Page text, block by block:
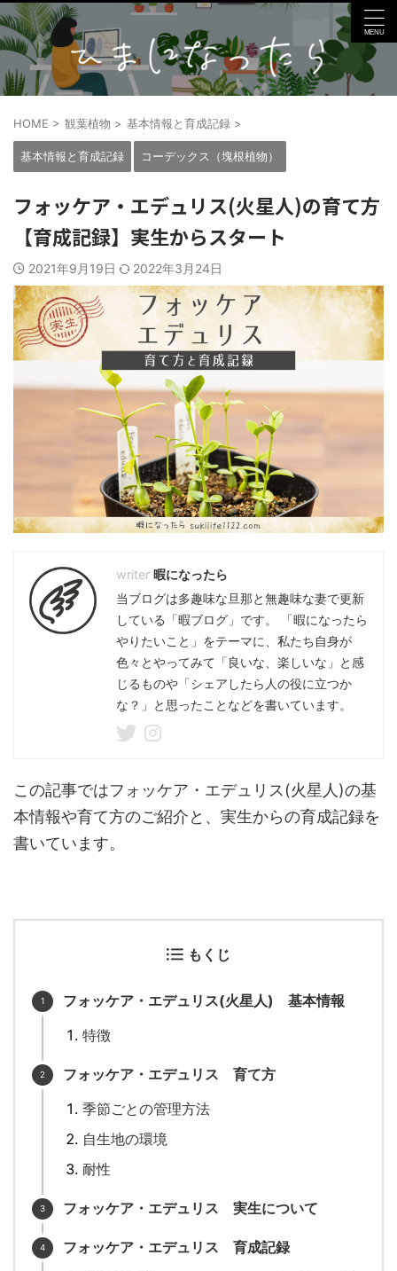
HOME > 観葉植物 > 基本情報と育成記録 >
基本情報と育成記録 コーデックス（塊根植物）
フォッケア・エデュリス(火星人)の育て方
【育成記録】実生からスタート
2021年9月19日 2022年3月24日
暇になったら
当ブログは多趣味な旦那と無趣味な妻で更新
している「暇ブログ」です。 「暇になったら
やりたいこと」をテーマに、私たち自身が
色々とやってみて「良いな、楽しいな」と感
じるものや「シェアしたら人の役に立つか
な？」と思ったことなどを書いています。
この記事ではフォッケア・エデュリス(火星人)の基
本情報や育て方のご紹介と、実生からの育成記録を
書いています。
もくじ
フォッケア・エデュリス(火星人) 基本情報
特徴
フォッケア・エデュリス 育て方
季節ごとの管理方法
自生地の環境
耐性
フォッケア・エデュリス 実生について
フォッケア・エデュリス 育成記録